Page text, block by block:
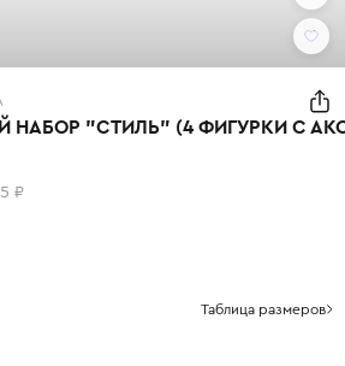
НАБОР "СТИЛЬ" (4 ФИГУРКИ С
₽
Таблица размеров